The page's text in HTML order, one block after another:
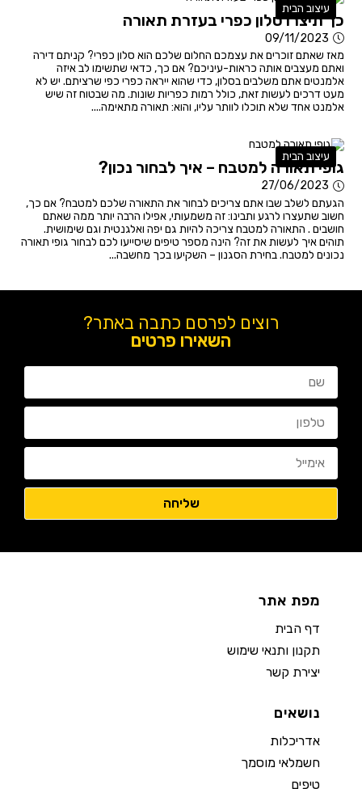
עיצוב הבית
כך תיצרו סלון כפרי בעזרת תאורה
09/11/2023
מאז שאתם זוכרים את עצמכם החלום שלכם הוא סלון כפרי? קניתם דירה
ואתם מעצבים אותה כראות-עיניכם? אם כך, כדאי שתשימו לב איזה
אלמנטים אתם משלבים בסלון, כדי שהוא ייראה כפרי כפי שרציתם. יש לא
מעט דרכים לעשות זאת, כולל רמות כפריות שונות. מה שבטוח זה שיש
אלמנט אחד שלא תוכלו לוותר עליו, והוא: תאורה מתאימה....
עיצוב הבית
גופי תאורה למטבח – איך לבחור נכון?
27/06/2023
הגעתם לשלב שבו אתם צריכים לבחור את התאורה שלכם למטבח? אם כך,
חשוב שתעצרו לרגע ותבינו: זה משמעותי, אפילו הרבה יותר ממה שאתם
חושבים . התאורה למטבח צריכה להיות גם יפה ואלגנטית וגם שימושית.
תוהים איך לעשות את זה? הינה מספר טיפים שיסייעו לכם לבחור גופי תאורה
נכונים למטבח. בחירת הסגנון – השקיעו בכך מחשבה...
רוצים לפרסם כתבה באתר?
השאירו פרטים
מפת אתר
דף הבית
תקנון ותנאי שימוש
יצירת קשר
נושאים
אדריכלות
חשמלאי מוסמך
טיפים